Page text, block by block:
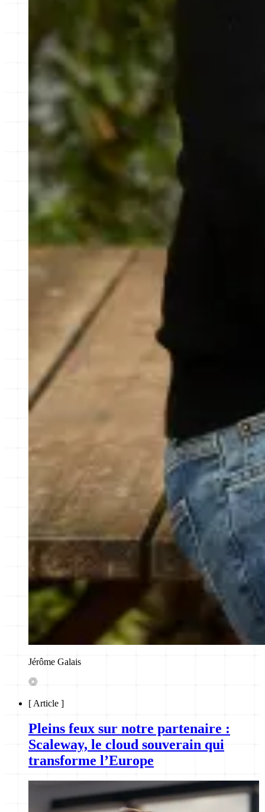
Jérôme Galais
[ Article ]
Pleins feux sur notre partenaire :
Scaleway, le cloud souverain qui
transforme l’Europe